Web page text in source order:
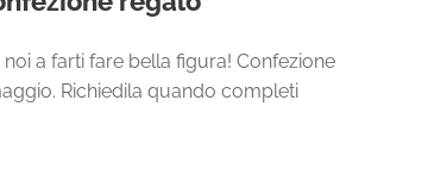
a farti fare bella figura! Confezione
Richiedila quando completi